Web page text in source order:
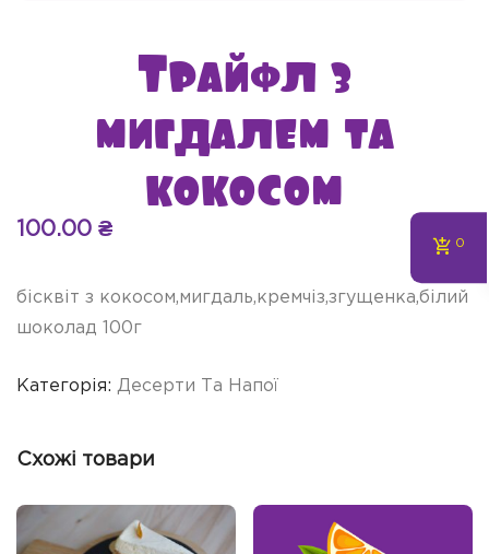
Трайфл з
мигдалем та
кокосом
100.00 ₴
бісквіт з кокосом,мигдаль,кремчіз,згущенка,білий
шоколад 100г
Категорія: Десерти Та Напої
Схожі товари
0